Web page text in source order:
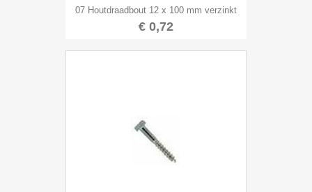
07 Houtdraadbout 12 x 100 mm verzinkt
€ 0,72